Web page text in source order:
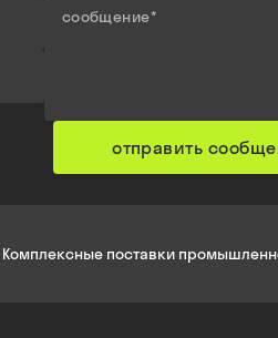
сообщение*
отправить
Комплексные поставки